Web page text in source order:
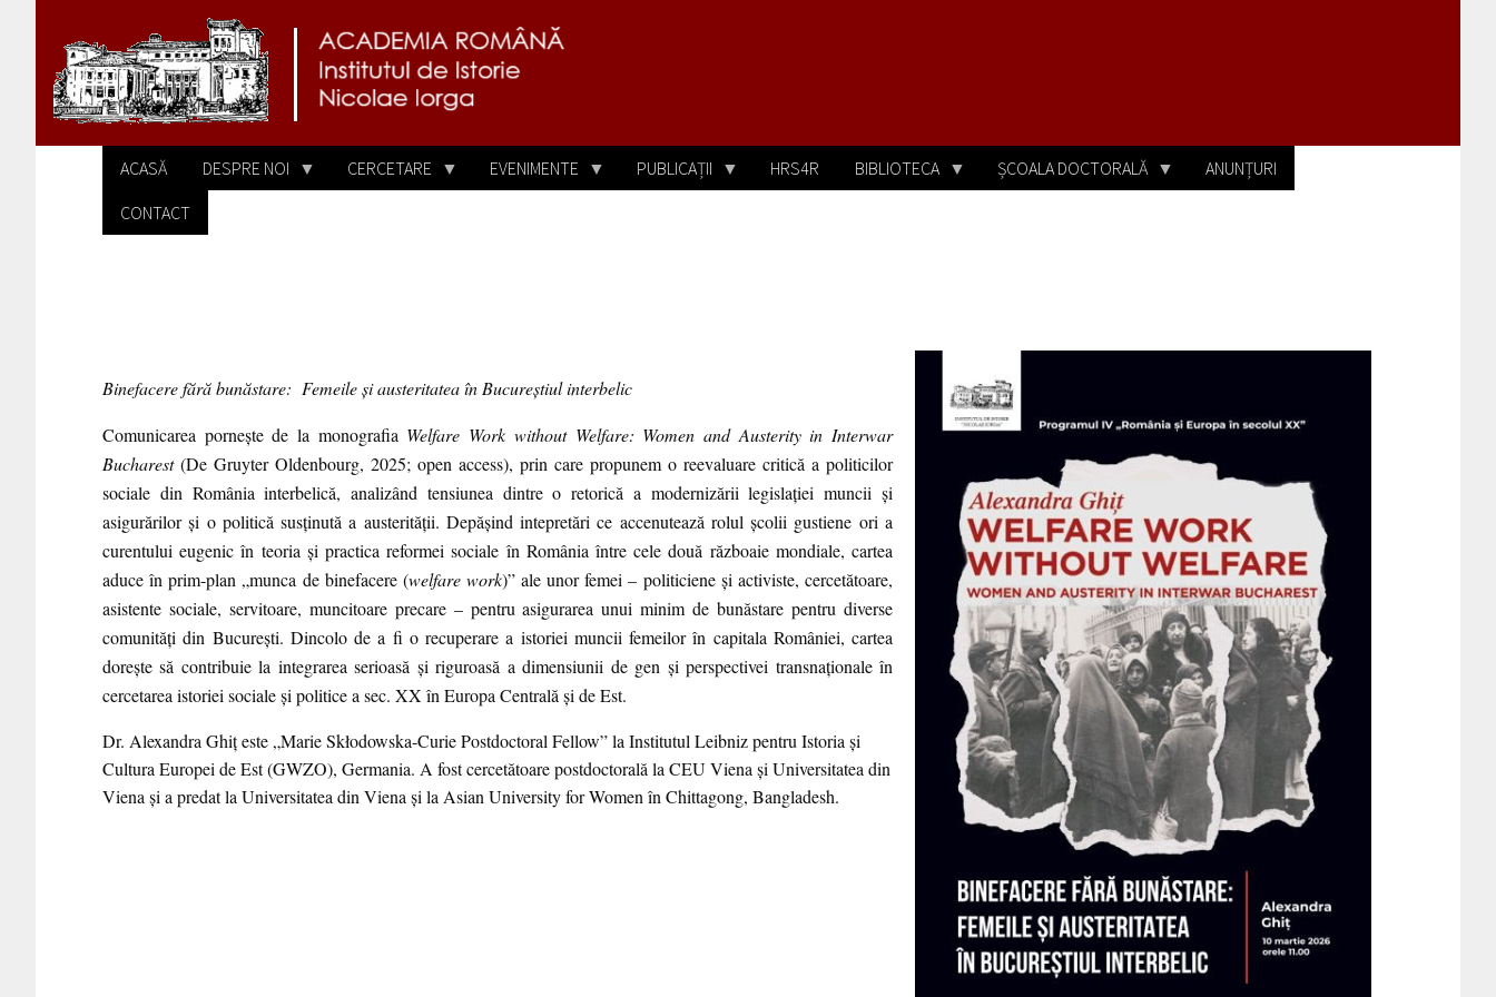
ACASĂ DESPRE NOI CERCETARE EVENIMENTE PUBLICAȚII HRS4R BIBLIOTECA ȘCOALA DOCTORALĂ
ANUNȚURI
CONTACT
Binefacere fără bunăstare: Femeile și austeritatea în Bucureștiul interbelic
Comunicarea pornește de la monografia Welfare Work without Welfare: Women and Austerity in Interwar
Bucharest(De Gruyter Oldenbourg, 2025; open access), prin care propunem o reevaluare critică a politicilor
sociale din România interbelică, analizând tensiunea dintre o retorică a modernizării legislației muncii și
asigurărilor și o politică susținută a austerității. Depășind intepretări ce accenutează rolul școlii gustiene ori a
curentului eugenic în teoria și practica reformei sociale în România între cele două războaie mondiale, cartea
aduce în prim-plan „munca de binefacere (welfare work)” ale unor femei – politiciene și activiste, cercetătoare,
asistente sociale, servitoare, muncitoare precare – pentru asigurarea unui minim de bunăstare pentru diverse
comunități din București. Dincolo de a fi o recuperare a istoriei muncii femeilor în capitala României, cartea
dorește să contribuie la integrarea serioasă și riguroasă a dimensiunii de gen și perspectivei transnaționale în
cercetarea istoriei sociale și politice a sec. XX în Europa Centrală și de Est.
Dr. Alexandra Ghițeste „Marie Skłodowska-Curie Postdoctoral Fellow” la Institutul Leibniz pentru Istoria și
Cultura Europei de Est (GWZO), Germania. A fost cercetătoare postdoctorală la CEU Viena și Universitatea din
Viena și a predat la Universitatea din Viena și la Asian University for Women în Chittagong, Bangladesh.